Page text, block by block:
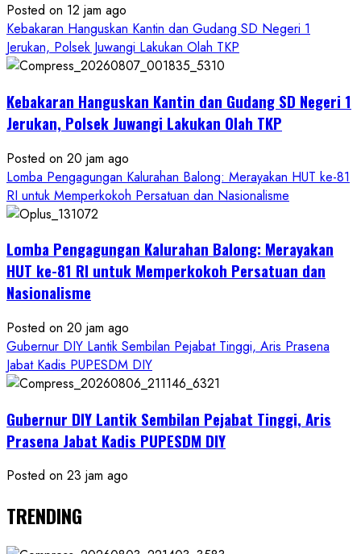
Posted on 12 jam ago
Kebakaran Hanguskan Kantin dan Gudang SD Negeri 1
Jerukan, Polsek Juwangi Lakukan Olah TKP
Kebakaran Hanguskan Kantin dan Gudang SD Negeri 1
Jerukan, Polsek Juwangi Lakukan Olah TKP
Posted on 20 jam ago
Lomba Pengagungan Kalurahan Balong: Merayakan HUT ke-81
RI untuk Memperkokoh Persatuan dan Nasionalisme
Lomba Pengagungan Kalurahan Balong: Merayakan
HUT ke-81 RI untuk Memperkokoh Persatuan dan
Nasionalisme
Posted on 20 jam ago
Gubernur DIY Lantik Sembilan Pejabat Tinggi, Aris Prasena
Jabat Kadis PUPESDM DIY
Gubernur DIY Lantik Sembilan Pejabat Tinggi, Aris
Prasena Jabat Kadis PUPESDM DIY
Posted on 23 jam ago
TRENDING